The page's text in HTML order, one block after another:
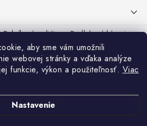
aby sme vám umožnili
webovej stránky a vďaka analýze
funkcie, výkon a použiteľnosť. Viac
Nastavenie
cez TERMOobchod.sk
ventil
€3,12
Reflexná fólia pre podlahové vykurovanie
€29,52
Rebríkové radiátory Podlahové kúrenie
PEX
Kotly VIESSMANN